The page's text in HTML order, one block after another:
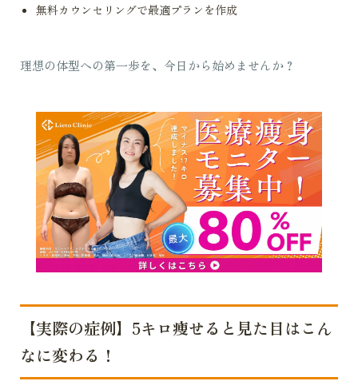
無料カウンセリングで最適プランを作成
理想の体型への第一歩を、今日から始めませんか？
【実際の症例】5キロ痩せると見た目はこん
なに変わる！